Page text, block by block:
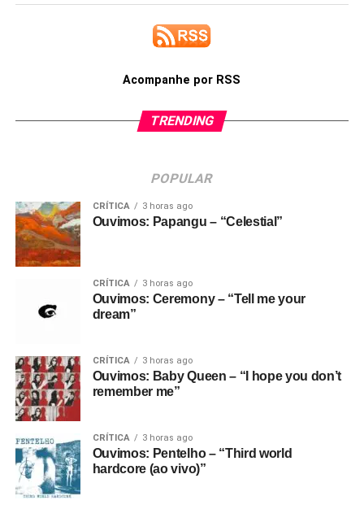
Acompanhe por RSS
TRENDING
POPULAR
CRÍTICA 3 horas ago
Ouvimos: Papangu – “Celestial”
CRÍTICA 3 horas ago
Ouvimos: Ceremony – “Tell me your
dream”
CRÍTICA 3 horas ago
Ouvimos: Baby Queen – “I hope you don’t
remember me”
CRÍTICA 3 horas ago
Ouvimos: Pentelho – “Third world
hardcore (ao vivo)”